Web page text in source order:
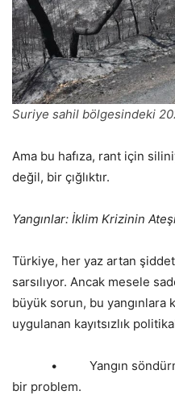
Suriye sahil bölgesindeki
Ama bu hafıza, rant için
değil, bir çığlıktır.
Yangınlar: İklim Krizinin
Türkiye, her yaz artan
sarsılıyor. Ancak mesele
büyük sorun, bu yangınlara
uygulanan kayıtsızlık
• Yangın söndürme
bir problem.